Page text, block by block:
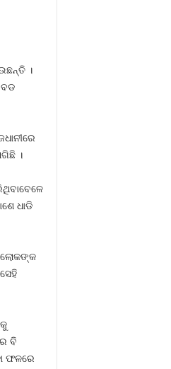
।
।
ଧାଡି
ଲୋକଙ୍କ
ବି
ଫଳରେ